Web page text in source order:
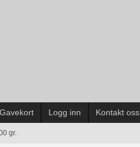
Gavekort Logg inn Kontakt oss
gr.